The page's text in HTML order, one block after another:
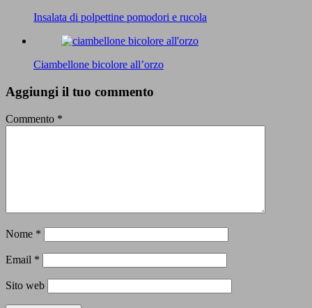
Insalata di polpettine pomodori e rucola
Ciambellone bicolore all’orzo
Aggiungi il tuo commento
Commento *
Nome *
Email *
Sito web